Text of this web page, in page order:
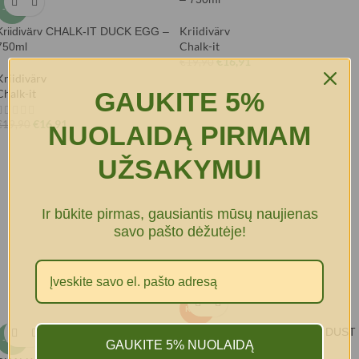
Kriidivärv
Chalk-it
€19,90 €16,91
-15%
CHALK-IT DUCK EGG –
it
19,90 16,91
-15%
KUUM
Kriidivärv CHALK-IT SILVER DUST
750ml
-15%
GAUKITE 5%
NUOLAIDĄ PIRMAM
UŽSAKYMUI
Ir būkite pirmas, gausiantis mūsų naujienas
savo pašto dėžutėje!
GAUKITE 5% NUOLAIDĄ